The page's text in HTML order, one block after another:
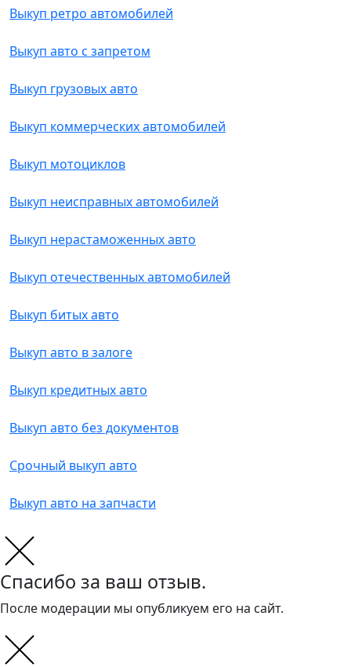
Выкуп ретро автомобилей
Выкуп авто с запретом
Выкуп грузовых авто
Выкуп коммерческих автомобилей
Выкуп мотоциклов
Выкуп неисправных автомобилей
Выкуп нерастаможенных авто
Выкуп отечественных автомобилей
Выкуп битых авто
Выкуп авто в залоге
Выкуп кредитных авто
Выкуп авто без документов
Срочный выкуп авто
Выкуп авто на запчасти
Спасибо за ваш отзыв.
После модерации мы опубликуем его на сайт.